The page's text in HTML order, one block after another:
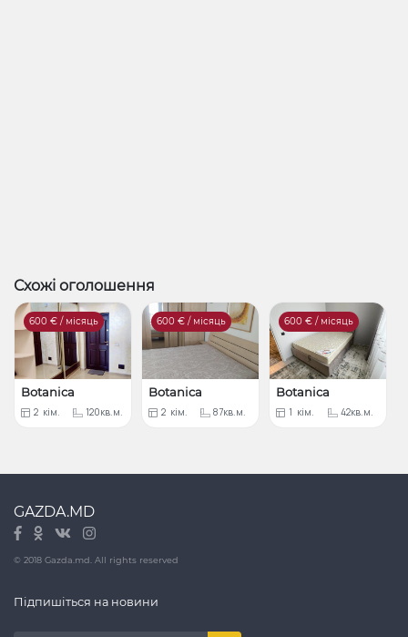
Схожі оголошення
600 € / місяць
Botanica
2 кім. 120кв.м.
600 € / місяць
Botanica
2 кім. 87кв.м.
600 € / місяць
Botanica
1 кім. 42кв.м.
GAZDA.MD
© 2018 Gazda.md. All rights reserved
Підпишіться на новини